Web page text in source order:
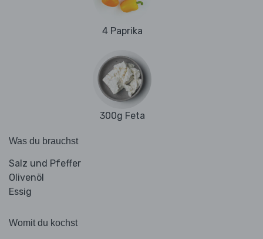
4 Paprika
300g Feta
Was du brauchst
Salz und Pfeffer
Olivenöl
Essig
Womit du kochst